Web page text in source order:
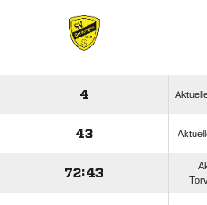
4
43
72:43